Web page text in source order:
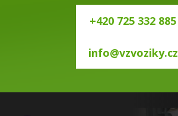
+420 725 332 885
info@vzvoziky.cz